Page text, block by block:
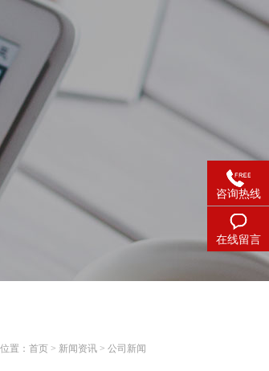
置： 首页 > 新闻资讯 > 公司新闻
咨询热线
在线留言